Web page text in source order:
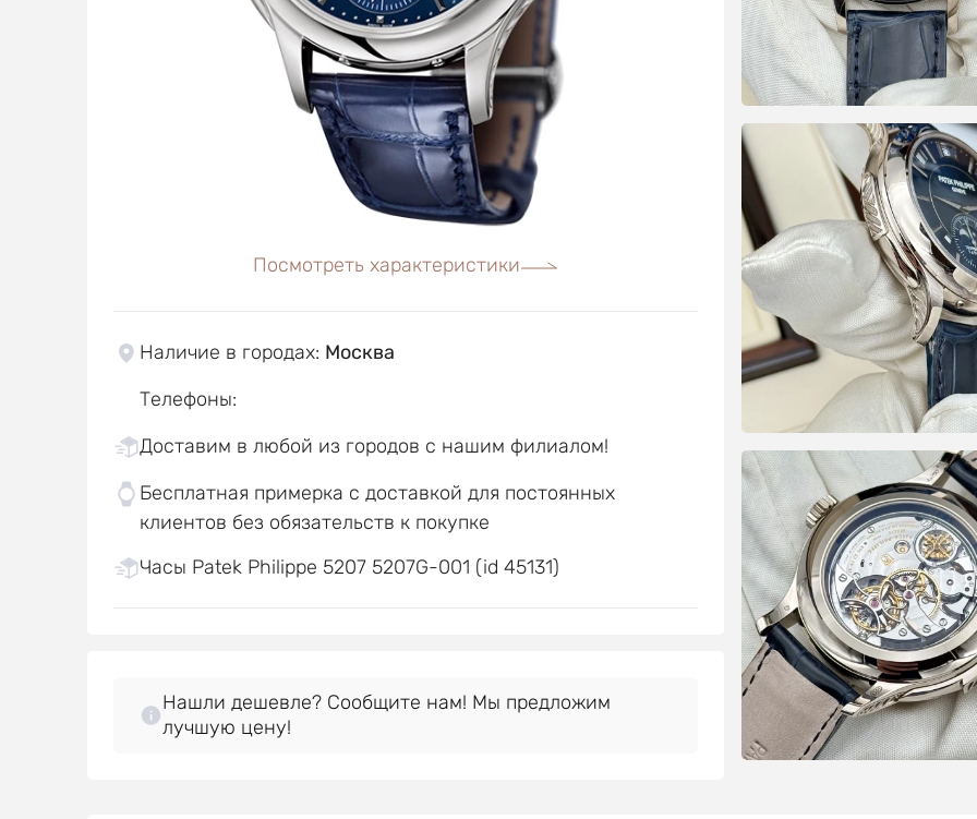
Посмотреть характеристики
Наличие в городах: Москва
Телефоны:
Доставим в любой из городов с нашим филиалом!
Бесплатная примерка с доставкой для постоянных
клиентов без обязательств к покупке
Часы Patek Philippe 5207 5207G-001 (id 45131)
Нашли дешевле? Сообщите нам! Мы предложим
лучшую цену!